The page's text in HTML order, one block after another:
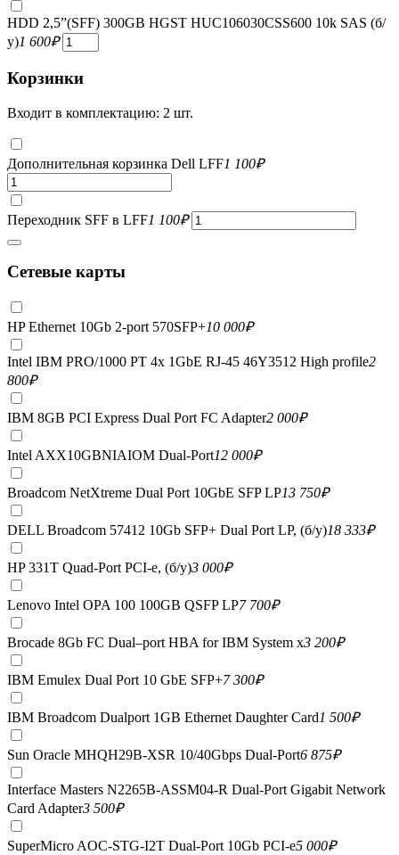
HDD 2,5”(SFF) 300GB HGST HUC106030CSS600 10k SAS (б/
у)1 600₽
Корзинки
Входит в комплектацию: 2 шт.
Дополнительная корзинка Dell LFF1 100₽
Переходник SFF в LFF1 100₽
Сетевые карты
HP Ethernet 10Gb 2-port 570SFP+10 000₽
Intel IBM PRO/1000 PT 4x 1GbE RJ-45 46Y3512 High profile2
800₽
IBM 8GB PCI Express Dual Port FC Adapter2 000₽
Intel AXX10GBNIAIOM Dual-Port12 000₽
Broadcom NetXtreme Dual Port 10GbE SFP LP13 750₽
DELL Broadcom 57412 10Gb SFP+ Dual Port LP, (б/у)18 333₽
HP 331T Quad-Port PCI-e, (б/у)3 000₽
Lenovo Intel OPA 100 100GB QSFP LP7 700₽
Brocade 8Gb FC Dual–port HBA for IBM System x3 200₽
IBM Emulex Dual Port 10 GbE SFP+7 300₽
IBM Broadcom Dualport 1GB Ethernet Daughter Card1 500₽
Sun Oracle MHQH29B-XSR 10/40Gbps Dual-Port6 875₽
Interface Masters N2265B-ASSM04-R Dual-Port Gigabit Network
Card Adapter3 500₽
SuperMicro AOC-STG-I2T Dual-Port 10Gb PCI-e5 000₽